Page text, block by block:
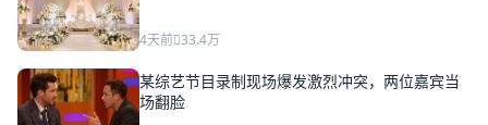
4天前 33.4万
某综艺节目录制现场爆发激烈冲突，两位嘉宾当
场翻脸